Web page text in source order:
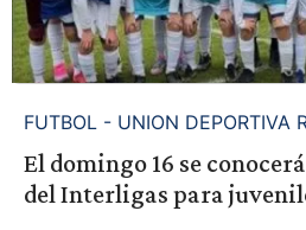
FUTBOL - UNION DEPORTIVA
El domingo 16 se
del Interligas para